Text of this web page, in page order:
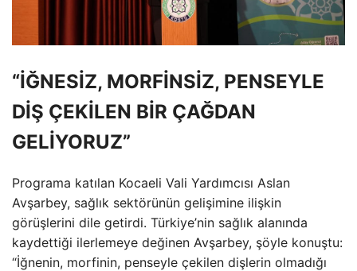
“İĞNESİZ, MORFİNSİZ, PENSEYLE
DİŞ ÇEKİLEN BİR ÇAĞDAN
GELİYORUZ”
Programa katılan Kocaeli Vali Yardımcısı Aslan
Avşarbey, sağlık sektörünün gelişimine ilişkin
görüşlerini dile getirdi. Türkiye’nin sağlık alanında
kaydettiği ilerlemeye değinen Avşarbey, şöyle konuştu:
“İğnenin, morfinin, penseyle çekilen dişlerin olmadığı